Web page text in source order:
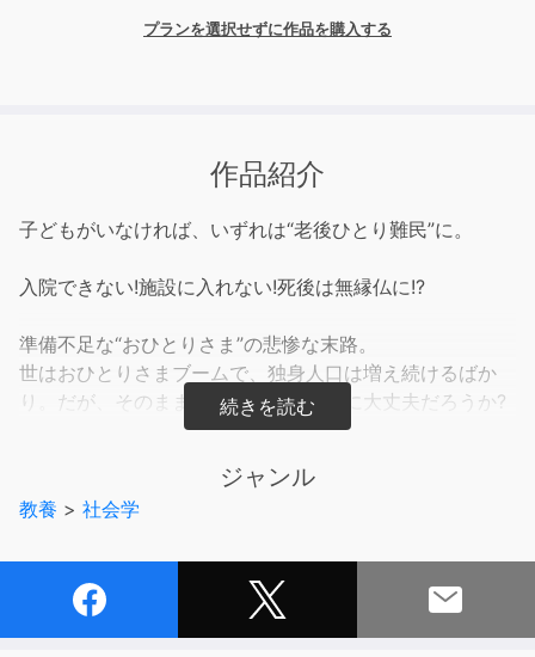
プランを選択せずに作品を購入する
作品紹介
子どもがいなければ、いずれは“老後ひとり難民”に。
入院できない!施設に入れない!死後は無縁仏に!?
準備不足な“おひとりさま”の悲惨な末路。
世はおひとりさまブームで、独身人口は増え続けるばか
り。だが、そのまま老後を迎えて本当に大丈夫だろうか?
配偶者や子どもなどの“身元保証人”がいない高齢者は、入
で体が不自由になるなか、認知機能の低下で金銭管理が怪
しくなり、果ては無縁仏になるケースも。本書ではこのよ
と、どうすれば安心して老後を送れるのかについて解説。
ジャンル
教養 > 社会学